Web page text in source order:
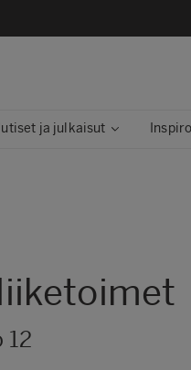
ja julkaisut
12